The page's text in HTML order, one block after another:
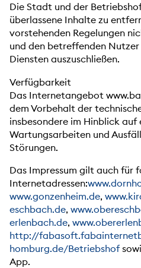
Die Stadt und der
überlassene Inhalte zu
vorstehenden Regelungen
und den betreffenden
Diensten auszuschließen.
Verfügbarkeit
Das Internetangebot
dem Vorbehalt der
insbesondere im Hinblick
Wartungsarbeiten und
Störungen.
Das Impressum gilt auch für
Internetadressen:
www.gonzenheim.de,
eschbach.de,
erlenbach.de,
http://
homburg.de/Betriebshof
App.